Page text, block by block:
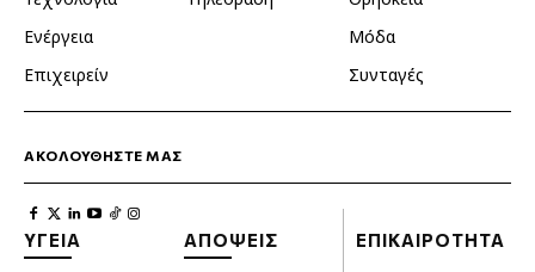
Ενέργεια
Επιχειρείν
Μόδα
Συνταγές
ΑΚΟΛΟΥΘΗΣΤΕ ΜΑΣ
ΥΓΕΙΑ ΑΠΟΨΕΙΣ ΕΠΙΚΑΙΡΟΤΗΤΑ